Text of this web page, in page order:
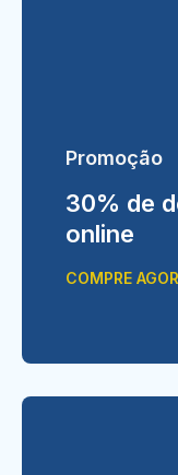
Promoção
30% de
online
COMPRE